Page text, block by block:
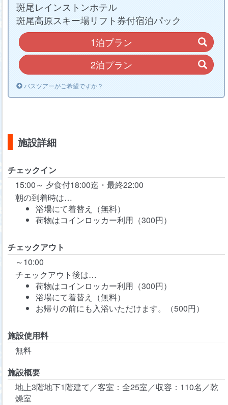
斑尾レインストンホテル
斑尾高原スキー場リフト券付宿泊パック
1泊プラン
2泊プラン
バスツアーがご希望ですか？
施設詳細
チェックイン
15:00～ 夕食付18:00迄・最終22:00
朝の到着時は…
浴場にて着替え（無料）
荷物はコインロッカー利用（300円）
チェックアウト
～10:00
チェックアウト後は…
荷物はコインロッカー利用（300円）
浴場にて着替え（無料）
お帰りの前にも入浴いただけます。（500円）
施設使用料
無料
施設概要
地上3階地下1階建て／客室：全25室／収容：110名／乾
燥室